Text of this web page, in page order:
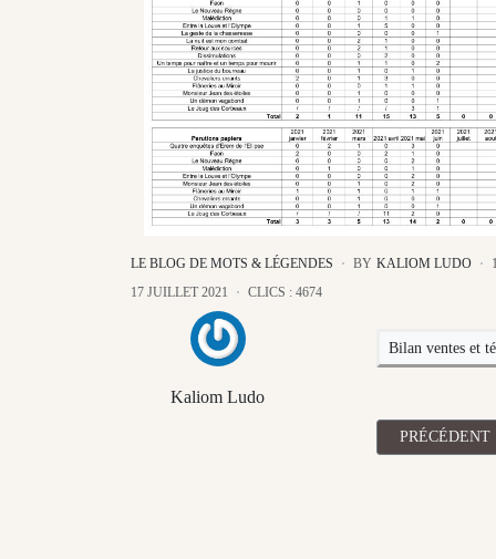
LE BLOG DE MOTS & LÉGENDES BY KALIOM LUDO
17 JUILLET 2021
CLICS : 4674
Kaliom Ludo
Bilan ventes et
ARTICLE
PRÉCÉDENT